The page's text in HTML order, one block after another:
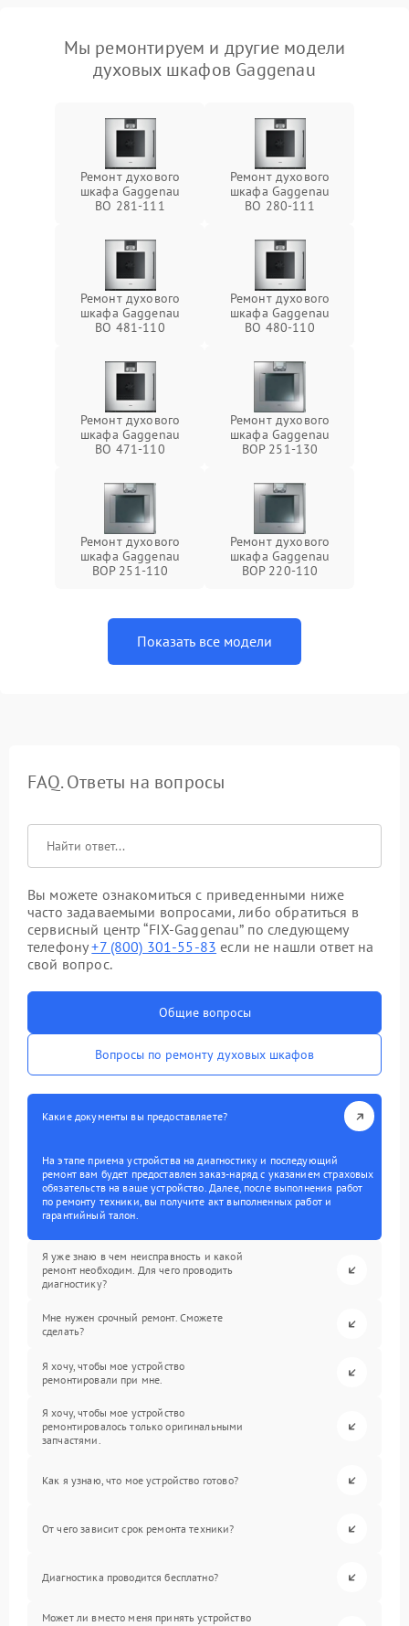
Мы ремонтируем и другие модели
духовых шкафов Gaggenau
Ремонт духового
шкафа Gaggenau
BO 281-111
Ремонт духового
шкафа Gaggenau
BO 280-111
Ремонт духового
шкафа Gaggenau
BO 481-110
Ремонт духового
шкафа Gaggenau
BO 480-110
Ремонт духового
шкафа Gaggenau
BO 471-110
Ремонт духового
шкафа Gaggenau
BOP 251-130
Ремонт духового
шкафа Gaggenau
BOP 251-110
Ремонт духового
шкафа Gaggenau
BOP 220-110
Показать все модели
FAQ. Ответы на вопросы
Вы можете ознакомиться с приведенными ниже
часто задаваемыми вопросами, либо обратиться в
сервисный центр “FIX-Gaggenau” по следующему
телефону+7 (800) 301-55-83 если не нашли ответ на
свой вопрос.
Общие вопросы
Вопросы по ремонту духовых шкафов
Какие документы вы предоставляете?
На этапе приема устройства на диагностику и последующий
ремонт вам будет предоставлен заказ-наряд с указанием страховых
обязательств на ваше устройство. Далее, после выполнения работ
по ремонту техники, вы получите акт выполненных работ и
гарантийный талон.
Я уже знаю в чем неисправность и какой
ремонт необходим. Для чего проводить
диагностику?
Мне нужен срочный ремонт. Сможете
сделать?
Я хочу, чтобы мое устройство
ремонтировали при мне.
Я хочу, чтобы мое устройство
ремонтировалось только оригинальными
запчастями.
Как я узнаю, что мое устройство готово?
От чего зависит срок ремонта техники?
Диагностика проводится бесплатно?
Может ли вместо меня принять устройство